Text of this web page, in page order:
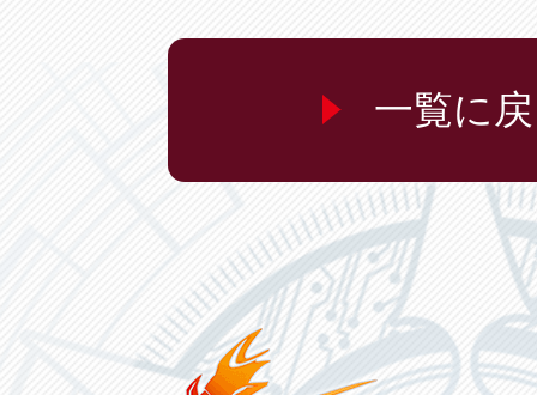
一覧に